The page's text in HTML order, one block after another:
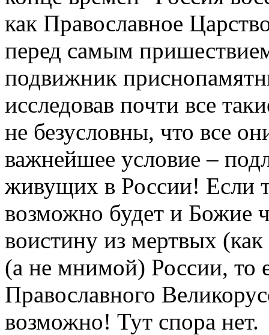
как Православное
перед самым
подвижник
исследовав почти все
не безусловны, что все
важнейшее условие –
живущих в России! Если
возможно будет и Божие
воистину из мертвых
(а не мнимой) России, то
Православного
возможно! Тут спора нет.